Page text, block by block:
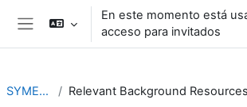
Salta al contenido principal
Panel lateral
En este momento está
acceso para invitados
SYMET-14